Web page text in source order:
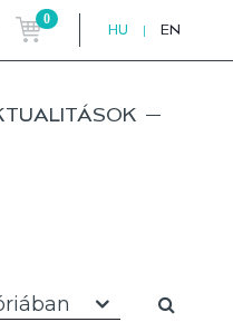
0
HU | EN